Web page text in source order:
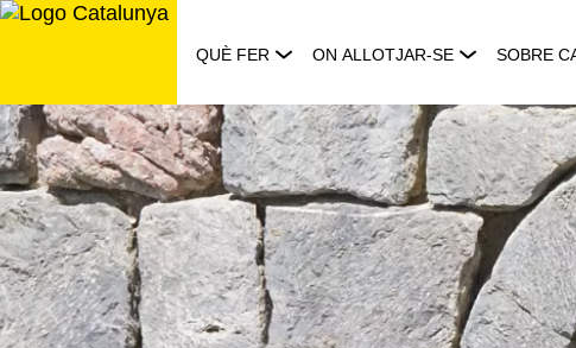
Saltar
QUÈ FER ON ALLOTJAR-SE SOBRE